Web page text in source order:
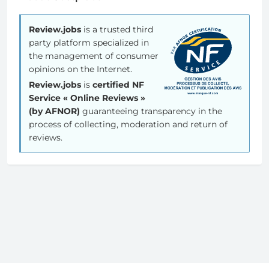
Review.jobs is a trusted third
party platform specialized in
the management of consumer
opinions on the Internet.
Review.jobs is certified NF
Service « Online Reviews »
(by AFNOR) guaranteeing transparency in the
process of collecting, moderation and return of
reviews.